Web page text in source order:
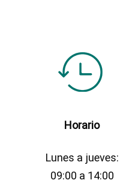
Horario
Lunes a jueves:
09:00 a 14:00